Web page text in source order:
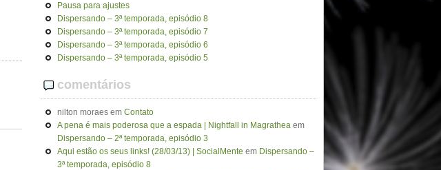
Pausa para ajustes
Dispersando – 3ª temporada, episódio 8
Dispersando – 3ª temporada, episódio 7
Dispersando – 3ª temporada, episódio 6
Dispersando – 3ª temporada, episódio 5
comentários
nilton moraes em Contato
A pena é mais poderosa que a espada | Nightfall in Magrathea em
Dispersando – 2ª temporada, episódio 3
Aqui estão os seus links! (28/03/13) | SocialMente em Dispersando –
3ª temporada, episódio 8